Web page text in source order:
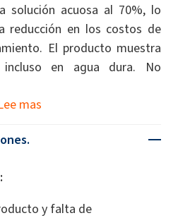
solución acuosa al 70%, lo
reducción en los costos de
El producto muestra
incluso en agua dura. No
mas
y falta de